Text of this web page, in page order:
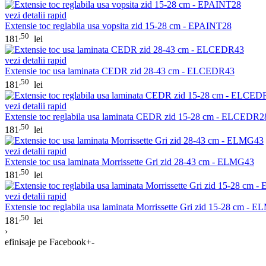
vezi detalii rapid
Extensie toc reglabila usa vopsita zid 15-28 cm - EPAINT28
181 ,50 lei
vezi detalii rapid
Extensie toc usa laminata CEDR zid 28-43 cm - ELCEDR43
181 ,50 lei
vezi detalii rapid
Extensie toc reglabila usa laminata CEDR zid 15-28 cm -
181 ,50 lei
vezi detalii rapid
Extensie toc usa laminata Morrissette Gri zid 28-43 cm - ELMG43
181 ,50 lei
vezi detalii rapid
Extensie toc reglabila usa laminata Morrissette Gri zid 15-28 cm -
181 ,50 lei
›
efinisaje pe Facebook+-